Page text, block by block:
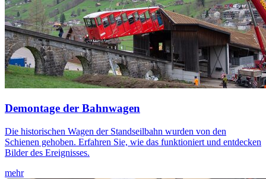
Demontage der Bahnwagen
Die historischen Wagen der Standseilbahn wurden von den
Schienen gehoben. Erfahren Sie, wie das funktioniert und entdecken
Bilder des Ereignisses.
mehr